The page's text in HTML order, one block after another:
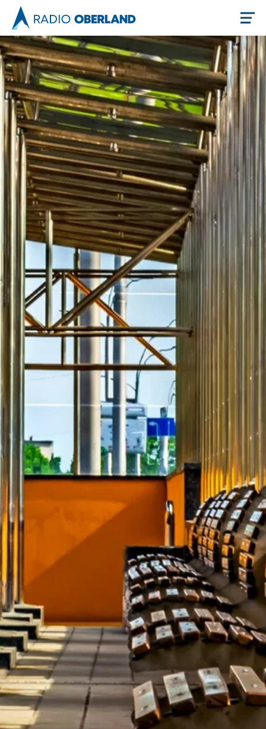
Jetzt live hören
Newsreader
Themen
Stellenangebote
Das geheime Geräusch
Amphibienschutz
Service
Nachgehört
Zeit fürs Oberland